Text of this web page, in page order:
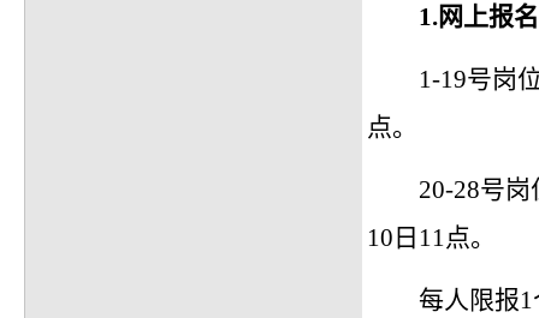
1.网上报名
1-19号岗
点。
20-28号
10日11点。
每人限报